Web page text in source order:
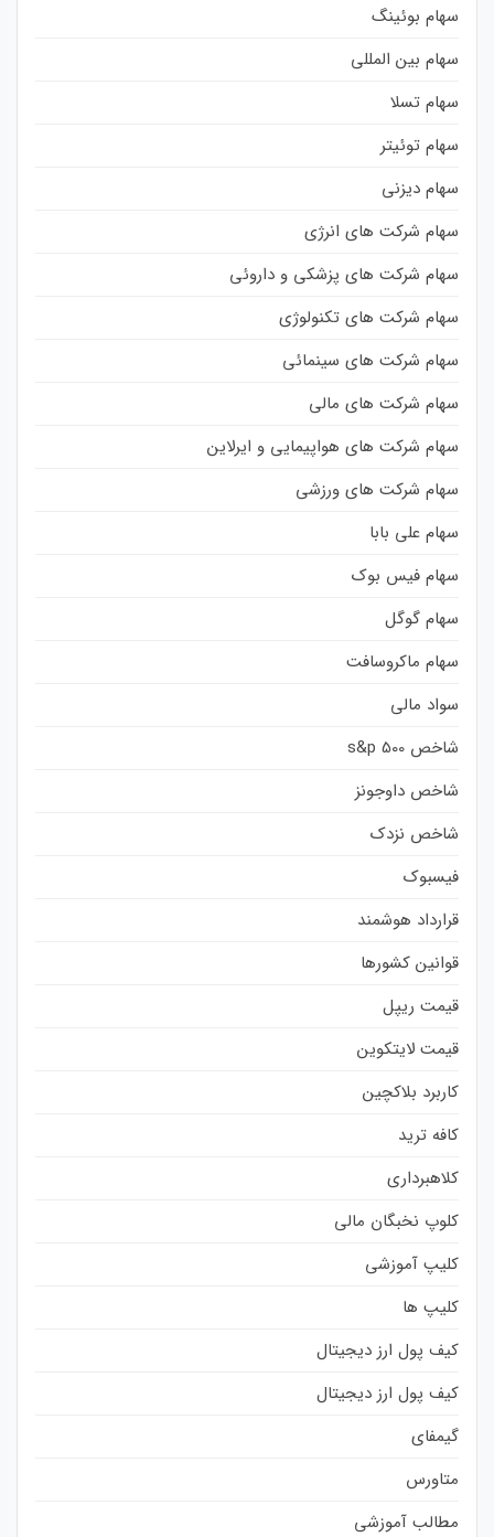
سهام بوئینگ
سهام بین المللی
سهام تسلا
سهام توئیتر
سهام دیزنی
سهام شرکت های انرژی
سهام شرکت های پزشکی و داروئی
سهام شرکت های تکنولوژی
سهام شرکت های سینمائی
سهام شرکت های مالی
سهام شرکت های هواپیمایی و ایرلاین
سهام شرکت های ورزشی
سهام علی بابا
سهام فیس بوک
سهام گوگل
سهام ماکروسافت
سواد مالی
شاخص s&p 500
شاخص داوجونز
شاخص نزدک
فیسبوک
قرارداد هوشمند
قوانین کشورها
قیمت ریپل
قیمت لایتکوین
کاربرد بلاکچین
کافه ترید
کلاهبرداری
کلوپ نخبگان مالی
کلیپ آموزشی
کلیپ ها
کیف پول ارز دیجیتال
کیف پول ارز دیجیتال
گیمفای
متاورس
مطالب آموزشی